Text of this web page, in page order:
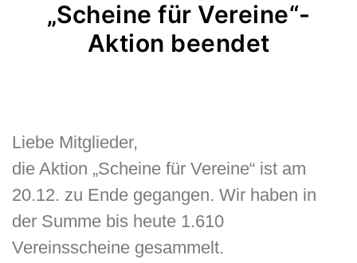
„Scheine für Vereine“-
Aktion beendet
Liebe Mitglieder,
die Aktion „Scheine für Vereine“ ist am
20.12. zu Ende gegangen. Wir haben in
der Summe bis heute 1.610
Vereinsscheine gesammelt.